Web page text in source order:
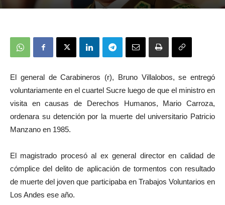
El general de Carabineros (r), Bruno Villalobos, se entregó
voluntariamente en el cuartel Sucre luego de que el ministro en
visita en causas de Derechos Humanos, Mario Carroza,
ordenara su detención por la muerte del universitario Patricio
Manzano en 1985.
El magistrado procesó al ex general director en calidad de
cómplice del delito de aplicación de tormentos con resultado
de muerte del joven que participaba en Trabajos Voluntarios en
Los Andes ese año.